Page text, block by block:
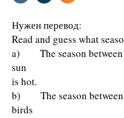
Нужен перевод:
Read and guess what
a) The season between
sun
is hot.
b) The season between
birds